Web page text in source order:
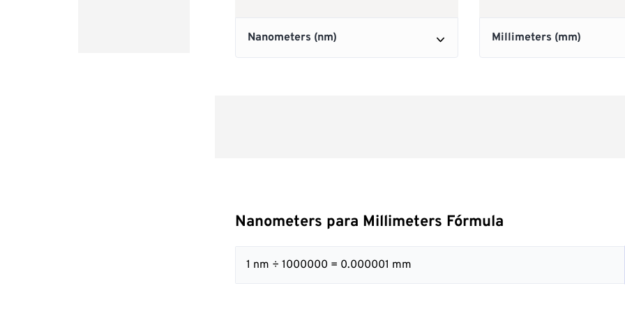
Nanometers para Millimeters Fórmula
1 nm ÷ 1000000 = 0.000001 mm